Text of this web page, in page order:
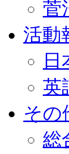
菅
活動
日
英
その
総